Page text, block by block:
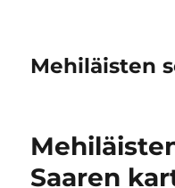
Mehiläisten
Saaren